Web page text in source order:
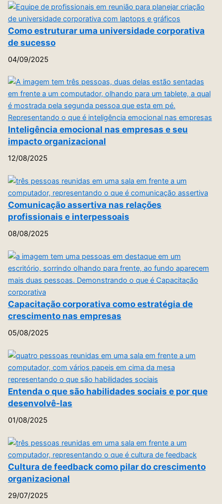
Como estruturar uma universidade corporativa
de sucesso
04/09/2025
Inteligência emocional nas empresas e seu
impacto organizacional
12/08/2025
Comunicação assertiva nas relações
profissionais e interpessoais
08/08/2025
Capacitação corporativa como estratégia de
crescimento nas empresas
05/08/2025
Entenda o que são habilidades sociais e por que
desenvolvê-las
01/08/2025
Cultura de feedback como pilar do crescimento
organizacional
29/07/2025